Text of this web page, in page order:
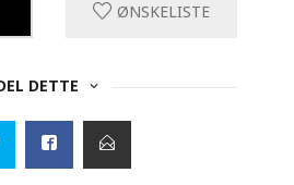
ØNSKELISTE
DETTE